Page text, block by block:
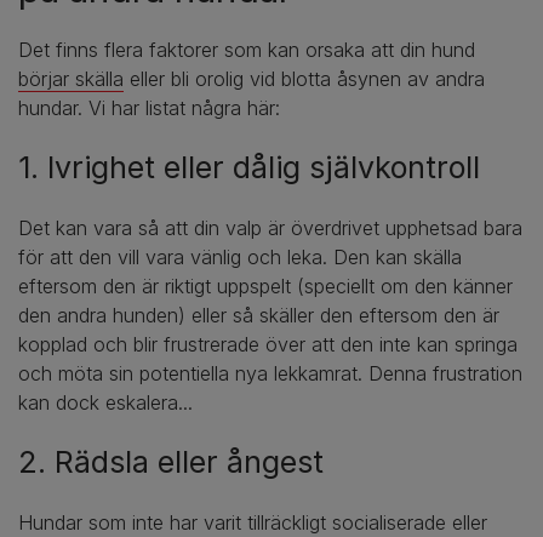
Det finns flera faktorer som kan orsaka att din hund
börjar skälla eller bli orolig vid blotta åsynen av andra
hundar. Vi har listat några här:
1. Ivrighet eller dålig självkontroll
Det kan vara så att din valp är överdrivet upphetsad bara
för att den vill vara vänlig och leka. Den kan skälla
eftersom den är riktigt uppspelt (speciellt om den känner
den andra hunden) eller så skäller den eftersom den är
kopplad och blir frustrerade över att den inte kan springa
och möta sin potentiella nya lekkamrat. Denna frustration
kan dock eskalera...
2. Rädsla eller ångest
Hundar som inte har varit tillräckligt socialiserade eller